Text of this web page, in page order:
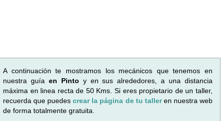
A continuación te mostramos los mecánicos que tenemos en
nuestra guía en Pinto y en sus alrededores, a una distancia
máxima en linea recta de 50 Kms. Si eres propietario de un taller,
recuerda que puedescrear la página de tu talleren nuestra web
de forma totalmente gratuita.